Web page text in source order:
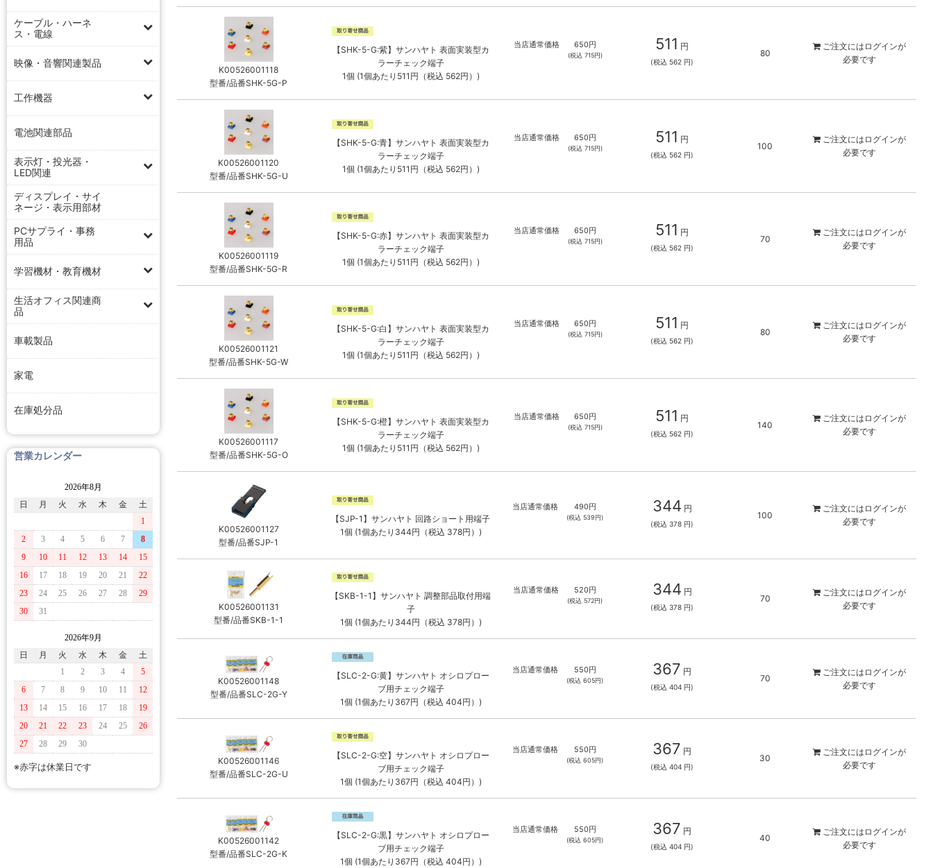
ケーブル・ハーネ
ス・電線
映像・音響関連製品
工作機器
電池関連部品
表示灯・投光器・
LED関連
ディスプレイ・サイ
ネージ・表示用部材
PCサプライ・事務
用品
学習機材・教育機材
生活オフィス関連商
品
車載製品
家電
在庫処分品
営業カレンダー
2026年8月
日
月 火 水 木 金
土
1
2
3 4 5 6 7
8
9
10 11 12 13 14
15
16
17 18 19 20 21
22
23
24 25 26 27 28
29
30
31
2026年9月
日
月 火 水 木 金
土
1
2 3 4
5
6
7 8 9 10 11
12
13
14 15 16 17 18
19
20
21 22 23 24 25
26
27
28 29 30
※赤字は休業日です
K00526001118
型番/品番SHK-5G-P
【SHK-5-G:紫】サンハヤト 表面実装型カ
ラーチェック端子
1個 (1個あたり511円（税込 562円）)
当店通常価格 650円
(税込 715円)
511 円
(税込 562 円)
80
ご注文には ログインが
必要です
K00526001120
型番/品番SHK-5G-U
【SHK-5-G:青】サンハヤト 表面実装型カ
ラーチェック端子
1個 (1個あたり511円（税込 562円）)
当店通常価格 650円
(税込 715円)
511 円
(税込 562 円)
100
ご注文には ログインが
必要です
K00526001119
型番/品番SHK-5G-R
【SHK-5-G:赤】サンハヤト 表面実装型カ
ラーチェック端子
1個 (1個あたり511円（税込 562円）)
当店通常価格 650円
(税込 715円)
511 円
(税込 562 円)
70
ご注文には ログインが
必要です
K00526001121
型番/品番SHK-5G-W
【SHK-5-G:白】サンハヤト 表面実装型カ
ラーチェック端子
1個 (1個あたり511円（税込 562円）)
当店通常価格 650円
(税込 715円)
511 円
(税込 562 円)
80
ご注文には ログインが
必要です
K00526001117
型番/品番SHK-5G-O
【SHK-5-G:橙】サンハヤト 表面実装型カ
ラーチェック端子
1個 (1個あたり511円（税込 562円）)
当店通常価格 650円
(税込 715円)
511 円
(税込 562 円)
140
ご注文には ログインが
必要です
K00526001127
型番/品番SJP-1
【SJP-1】サンハヤト 回路ショート用端子
1個 (1個あたり344円（税込 378円）)
当店通常価格 490円
(税込539円)
344 円
(税込 378 円)
100
ご注文には ログインが
必要です
K00526001131
型番/品番SKB-1-1
【SKB-1-1】サンハヤト 調整部品取付用端
子
1個 (1個あたり344円（税込 378円）)
当店通常価格 520円
(税込572円)
344 円
(税込 378 円)
70
ご注文には ログインが
必要です
K00526001148
型番/品番SLC-2G-Y
【SLC-2-G:黄】サンハヤト オシロプロー
ブ用チェック端子
1個 (1個あたり367円（税込 404円）)
当店通常価格 550円
(税込605円)
367 円
(税込 404 円)
70
ご注文には ログインが
必要です
K00526001146
型番/品番SLC-2G-U
【SLC-2-G:空】サンハヤト オシロプロー
ブ用チェック端子
1個 (1個あたり367円（税込 404円）)
当店通常価格 550円
(税込605円)
367 円
(税込 404 円)
30
ご注文には ログインが
必要です
K00526001142
型番/品番SLC-2G-K
【SLC-2-G:黒】サンハヤト オシロプロー
ブ用チェック端子
1個 (1個あたり367円（税込 404円）)
当店通常価格 550円
(税込605円)
367 円
(税込 404 円)
40
ご注文には ログインが
必要です